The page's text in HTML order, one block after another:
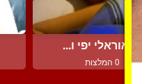
יפי ו...
| 0 המלצות